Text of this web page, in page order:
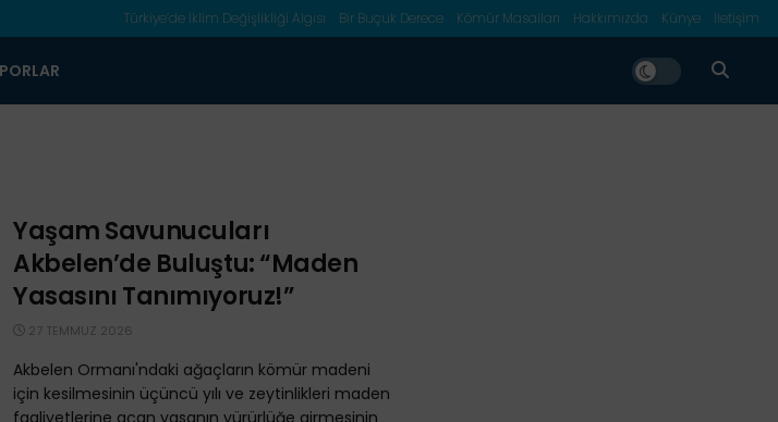
Türkiye’de İklim Değişlikliği Algısı Bir Buçuk Derece Kömür Masalları Hakkımızda Künye İletişim
Yaşam Savunucuları
Akbelen’de Buluştu: “Maden
Yasasını Tanımıyoruz!”
27 TEMMUZ 2026
Akbelen Ormanı'ndaki ağaçların kömür madeni
için kesilmesinin üçüncü yılı ve zeytinlikleri maden
faaliyetlerine açan yasanın yürürlüğe girmesinin